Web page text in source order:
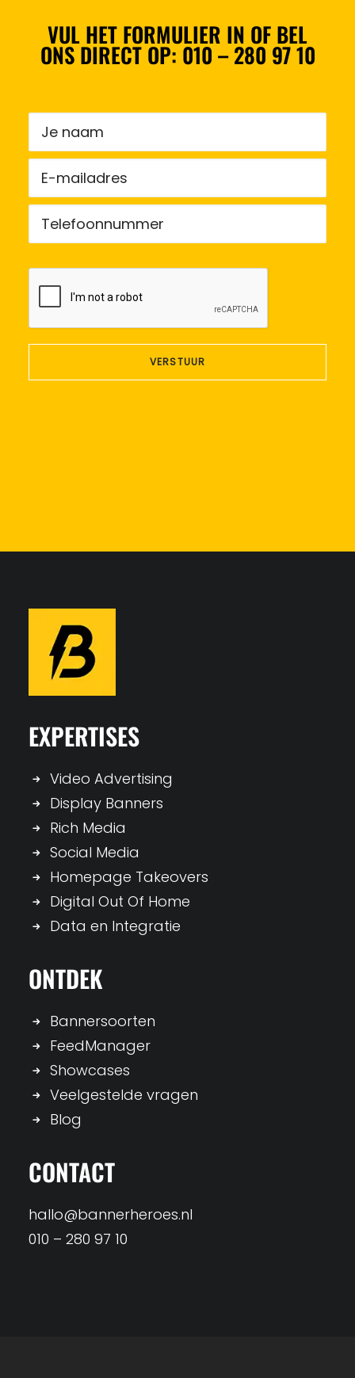
VUL HET FORMULIER IN OF BEL
ONS DIRECT OP:010 – 280 97 10
EXPERTISES
Video Advertising
Display Banners
Rich Media
Social Media
Homepage Takeovers
Digital Out Of Home
Data en Integratie
ONTDEK
Bannersoorten
FeedManager
Showcases
Veelgestelde vragen
Blog
CONTACT
hallo@bannerheroes.nl
010 – 280 97 10